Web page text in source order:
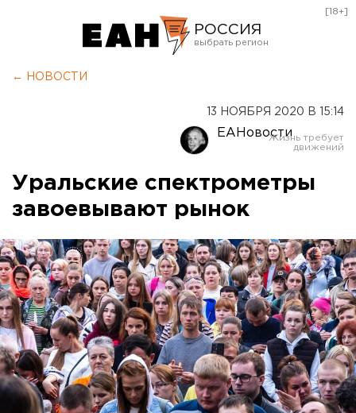
РОССИЯ
Оренбург
[18+]
← НОВОСТИ
13 НОЯБРЯ 2020 В 15:14
ЕАНовости
Уральские спектрометры
завоевывают рынок